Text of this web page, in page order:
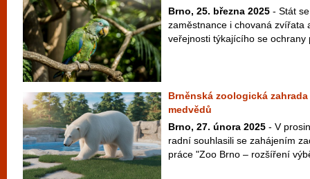
Brno, 25. března 2025 - Stát
zaměstnance i chovaná zvířata
veřejnosti týkajícího se ochrany
Brněnská zoologická
medvědů
Brno, 27. února 2025 - V
radní souhlasili se zahájením
práce "Zoo Brno – rozšíření